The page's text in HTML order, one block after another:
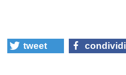
tweet condividi